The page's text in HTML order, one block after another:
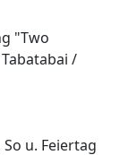
"Two
/
u. Feiertag